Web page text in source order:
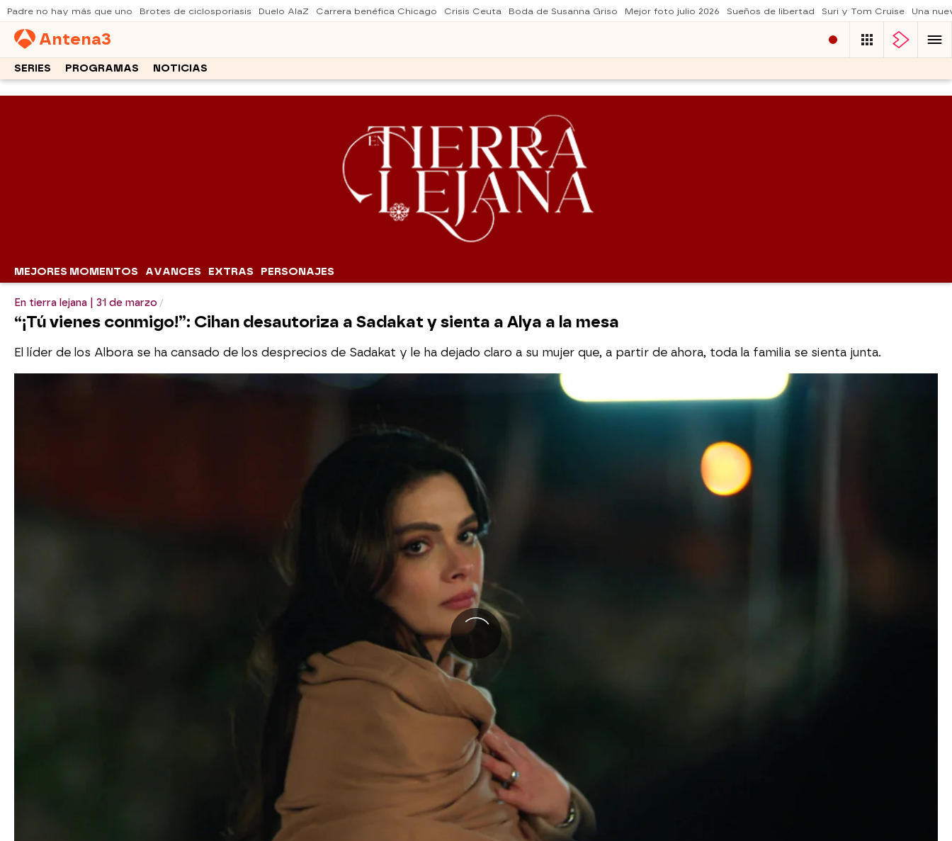
Padre no hay más que uno Brotes de ciclosporiasis Duelo AlaZ Carrera benéfica Chicago Crisis Ceuta Boda de Susanna Griso Mejor foto julio 2026 Sueños de libertad Suri y Tom Cruise Una
Antena3
SERIES PROGRAMAS NOTICIAS
MEJORES MOMENTOS AVANCES EXTRAS PERSONAJES
En tierra lejana | 31 de marzo
“¡Tú vienes conmigo!”: Cihan desautoriza a Sadakat y sienta a Alya a la mesa
El líder de los Albora se ha cansado de los desprecios de Sadakat y le ha dejado claro a su mujer que, a partir de ahora, toda la familia se sienta junta.